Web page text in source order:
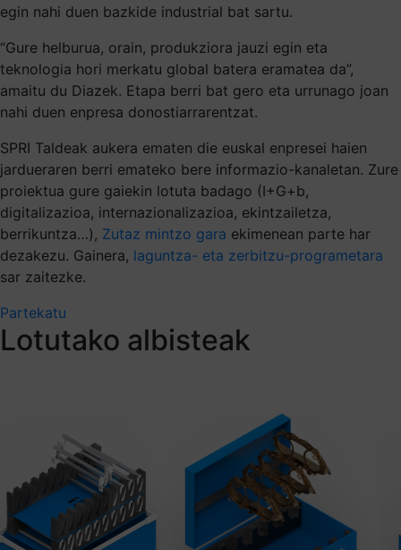
egin nahi duen bazkide industrial bat sartu.
“Gure helburua, orain, produkziora jauzi egin eta
teknologia hori merkatu global batera eramatea da”,
amaitu du Diazek. Etapa berri bat gero eta urrunago joan
nahi duen enpresa donostiarrarentzat.
SPRI Taldeak aukera ematen die euskal enpresei haien
jardueraren berri emateko bere informazio-kanaletan. Zure
proiektua gure gaiekin lotuta badago (I+G+b,
digitalizazioa, internazionalizazioa, ekintzailetza,
berrikuntza…), Zutaz mintzo gara ekimenean parte har
dezakezu. Gainera, laguntza- eta zerbitzu-programetara
sar zaitezke.
Partekatu
Lotutako albisteak